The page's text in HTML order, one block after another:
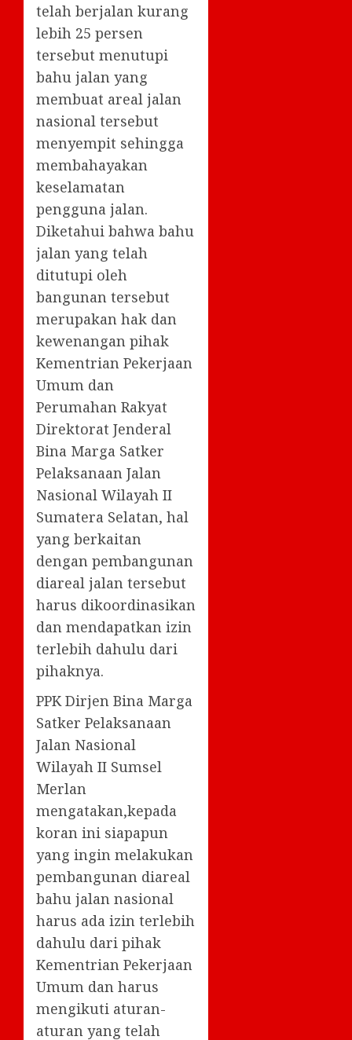
telah berjalan kurang
lebih 25 persen
tersebut menutupi
bahu jalan yang
membuat areal jalan
nasional tersebut
menyempit sehingga
membahayakan
keselamatan
pengguna jalan.
Diketahui bahwa bahu
jalan yang telah
ditutupi oleh
bangunan tersebut
merupakan hak dan
kewenangan pihak
Kementrian Pekerjaan
Umum dan
Perumahan Rakyat
Direktorat Jenderal
Bina Marga Satker
Pelaksanaan Jalan
Nasional Wilayah II
Sumatera Selatan, hal
yang berkaitan
dengan pembangunan
diareal jalan tersebut
harus dikoordinasikan
dan mendapatkan izin
terlebih dahulu dari
pihaknya.
PPK Dirjen Bina Marga
Satker Pelaksanaan
Jalan Nasional
Wilayah II Sumsel
Merlan
mengatakan,kepada
koran ini siapapun
yang ingin melakukan
pembangunan diareal
bahu jalan nasional
harus ada izin terlebih
dahulu dari pihak
Kementrian Pekerjaan
Umum dan harus
mengikuti aturan-
aturan yang telah